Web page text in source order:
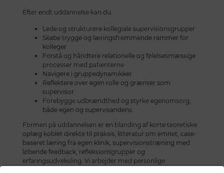
Efter endt uddannelse kan du:
Lede og strukturere kollegiale supervisionsgrupper
Skabe trygge og læringsfremmende rammer for
kolleger
Forstå og håndtere relationelle og følelsesmæssige
processer med patienterne
Navigere i gruppedynamikker
Reflektere over egen rolle og grænser som
supervisor
Forebygge udbrændthed og styrke egenomsorg,
både egen og supervisandens.
Formen på uddannelsen er en blanding af korte teoretiske
oplæg koblet direkte til praksis, litteratur om emnet, case-
baseret læring fra egen klinik, supervisionstræning med
løbende feedback, refleksionsgrupper og
erfaringsudveksling. Vi arbejder med personlige